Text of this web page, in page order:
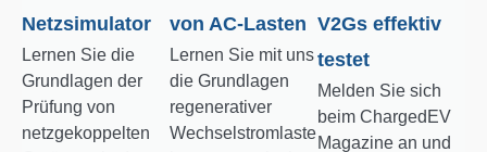
Netzsimulator
Lernen Sie die
Grundlagen der
Prüfung von
netzgekoppelten
von AC-Lasten
Lernen Sie mit uns
die Grundlagen
regenerativer
Wechselstromlasten
V2Gs effektiv
testet
Melden Sie sich
beim ChargedEV
Magazine an und